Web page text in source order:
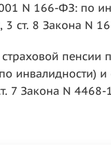
N 166-ФЗ: по
3 ст. 8 Закона N
инвалидности)
7 Закона N